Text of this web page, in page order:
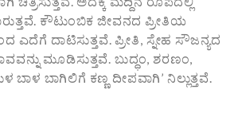
ಕೌಟುಂಬಿಕ ಜೀವನದ ಪ್ರೀತಿಯ
ಎದೆಗೆ ದಾಟಿಸುತ್ತವೆ. ಪ್ರೀತಿ, ಸ್ನೇಹ ಸೌಜನ್ಯದ
ಮೂಡಿಸುತ್ತವೆ. ಬುದ್ಧಂ, ಶರಣಂ,
ಬಾಳ ಬಾಗಿಲಿಗೆ ಕಣ್ಣ ದೀಪವಾಗಿ’ ನಿಲ್ಲುತ್ತವೆ.